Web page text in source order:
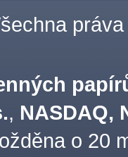
práva
, NASDAQ,
o 20